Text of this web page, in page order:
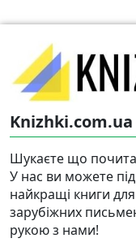
Шукаєте що
У нас ви можете
найкращі книги
зарубіжних
рукою з нами!